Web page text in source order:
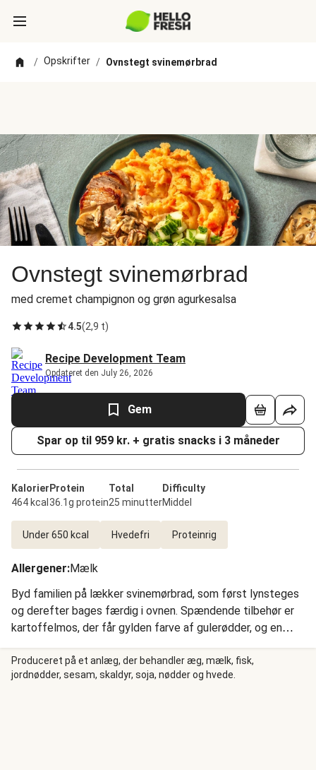
/ Opskrifter / Ovnstegt svinemørbrad
Ovnstegt svinemørbrad
med cremet champignon og grøn agurkesalsa
4.5(2,9 t)
Recipe Development Team
Opdateret den July 26, 2026
Gem
Spar op til 959 kr. + gratis snacks i 3 måneder
Kalorier
464 kcal
Protein
36.1g protein
Total
25 minutter
Difficulty
Middel
Under 650 kcal Hvedefri Proteinrig
Allergener:Mælk
Byd familien på lækker svinemørbrad, som først lynsteges
og derefter bages færdig i ovnen. Spændende tilbehør er
kartoffelmos, der får gylden farve af gulerødder, og en
cremet sauce med løg, hvidløg, champignon, rosmarin, fløde
og bouillon. Vi serverer aftenens lækkerier med en grøn
agurkesalsa med persille.
Produceret på et anlæg, der behandler æg, mælk, fisk,
jordnødder, sesam, skaldyr, soja, nødder og hvede.